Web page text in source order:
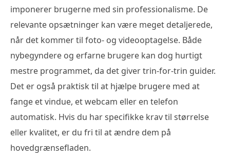
imponerer brugerne med sin professionalisme. De
relevante opsætninger kan være meget detaljerede,
når det kommer til foto- og videooptagelse. Både
nybegyndere og erfarne brugere kan dog hurtigt
mestre programmet, da det giver trin-for-trin guider.
Det er også praktisk til at hjælpe brugere med at
fange et vindue, et webcam eller en telefon
automatisk. Hvis du har specifikke krav til størrelse
eller kvalitet, er du fri til at ændre dem på
hovedgrænsefladen.